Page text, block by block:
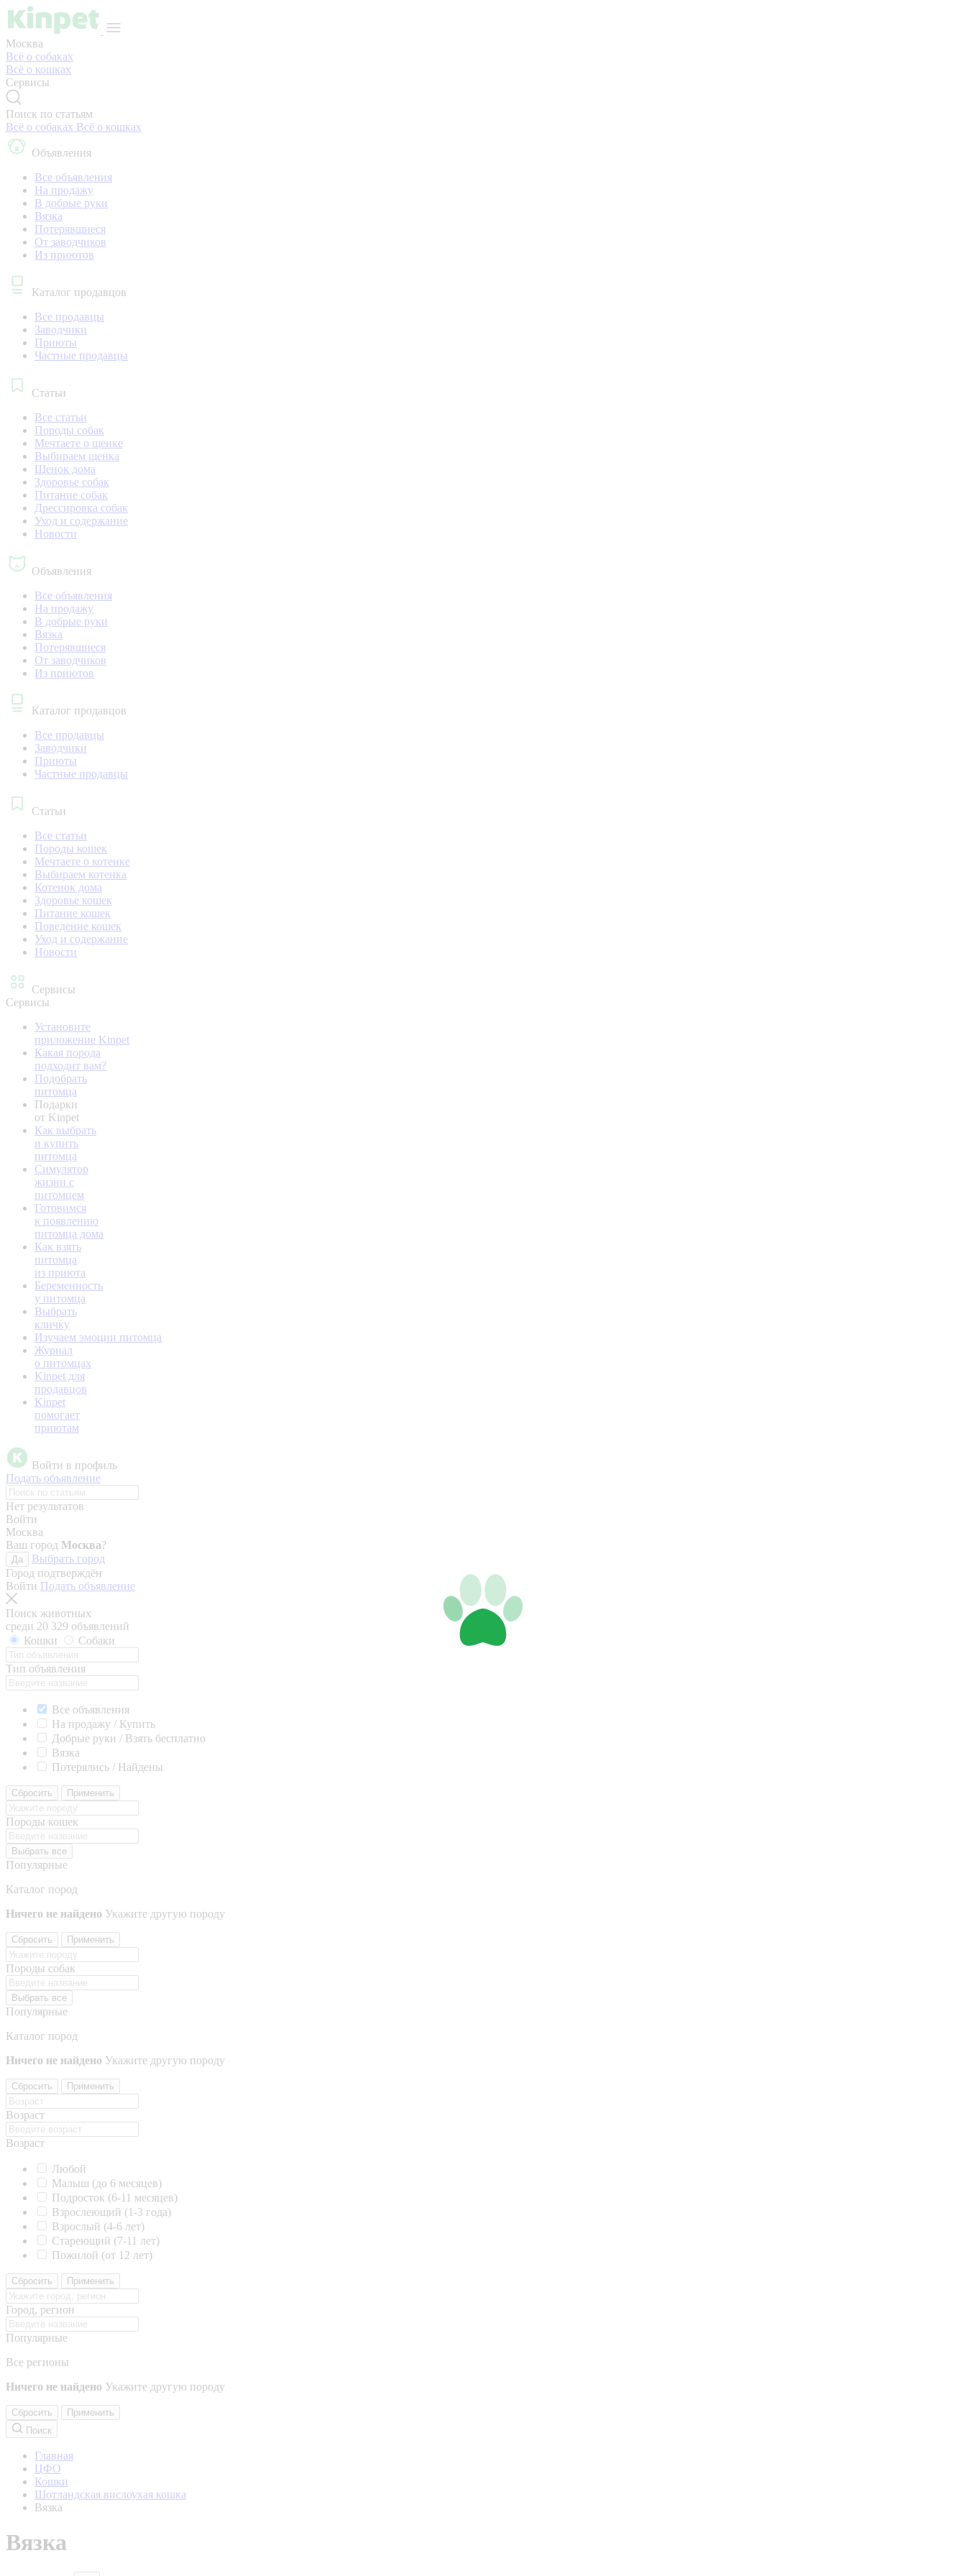
Москва
Всё о собаках
Всё о кошках
Сервисы
Поиск по статьям
Всё о собаках Всё о кошках
Объявления
Все объявления
На продажу
В добрые руки
Вязка
Потерявшиеся
От заводчиков
Из приютов
Каталог продавцов
Все продавцы
Заводчики
Приюты
Частные продавцы
Статьи
Все статьи
Породы собак
Мечтаете о щенке
Выбираем щенка
Щенок дома
Здоровье собак
Питание собак
Дрессировка собак
Уход и содержание
Новости
Объявления
Все объявления
На продажу
В добрые руки
Вязка
Потерявшиеся
От заводчиков
Из приютов
Каталог продавцов
Все продавцы
Заводчики
Приюты
Частные продавцы
Статьи
Все статьи
Породы кошек
Мечтаете о котенке
Выбираем котенка
Котенок дома
Здоровье кошек
Питание кошек
Поведение кошек
Уход и содержание
Новости
Сервисы
Сервисы
Установите
приложение Kinpet
Какая порода
подходит вам?
Подобрать
питомца
Подарки
от Kinpet
Как выбрать
и купить
питомца
Симулятор
жизни с
питомцем
Готовимся
к появлению
питомца дома
Как взять
питомца
из приюта
Беременность
у питомца
Выбрать
кличку
Изучаем эмоции питомца
Журнал
о питомцах
Kinpet для
продавцов
Kinpet
помогает
приютам
Войти в профиль
Подать объявление
Нет результатов
Войти
Москва
Ваш город Москва?
Да
Выбрать город
Город подтверждён
Войти Подать объявление
Поиск животных
среди 20 329 объявлений
Кошки
Собаки
Тип объявления
Все объявления
На продажу / Купить
Добрые руки / Взять бесплатно
Вязка
Потерялись / Найдены
Сбросить Применить
Породы кошек
Выбрать все
Популярные
Каталог пород
Ничего не найдено Укажите другую породу
Сбросить Применить
Породы собак
Выбрать все
Популярные
Каталог пород
Ничего не найдено Укажите другую породу
Сбросить Применить
Возраст
Возраст
Любой
Малыш (до 6 месяцев)
Подросток (6-11 месяцев)
Взрослеющий (1-3 года)
Взрослый (4-6 лет)
Стареющий (7-11 лет)
Пожилой (от 12 лет)
Сбросить Применить
Город, регион
Популярные
Все регионы
Ничего не найдено Укажите другую породу
Сбросить
Применить
Поиск
Главная
ЦФО
Кошки
Шотландская вислоухая кошка
Вязка
Вязка